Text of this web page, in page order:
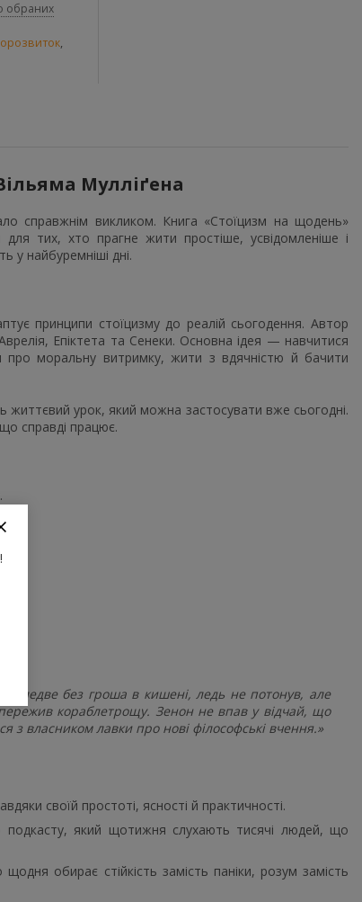
обраних
,
Мулліґена
справжнім викликом. Книга «Стоїцизм на щодень»
тих, хто прагне жити простіше, усвідомленіше і
у найбуремніші дні.
принципи стоїцизму до реалій сьогодення. Автор
Епіктета та Сенеки. Основна ідея — навчитися
про моральну витримку, жити з вдячністю й бачити
життєвий урок, який можна застосувати вже сьогодні.
справді працює.
ледве без гроша в кишені, ледь не потонув, але
кораблетрощу. Зенон не впав у відчай, що
з власником лавки про нові філософські вчення.»
своїй простоті, ясності й практичності.
який щотижня слухають тисячі людей, що
обирає стійкість замість паніки, розум замість